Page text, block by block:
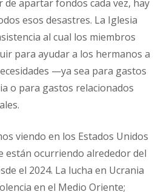
apartar fondos cada vez, hay
esos desastres. La Iglesia
al cual los miembros
para ayudar a los hermanos a
—ya sea para gastos
o para gastos relacionados
viendo en los Estados Unidos
están ocurriendo alrededor del
el 2024. La lucha en Ucrania
en el Medio Oriente;